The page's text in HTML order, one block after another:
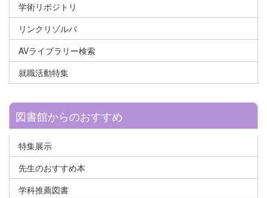
学術リポジトリ
リンクリゾルバ
AVライブラリー検索
就職活動特集
図書館からのおすすめ
特集展示
先生のおすすめ本
学科推薦図書